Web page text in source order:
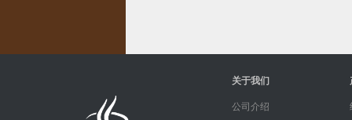
关于我们
公司介绍